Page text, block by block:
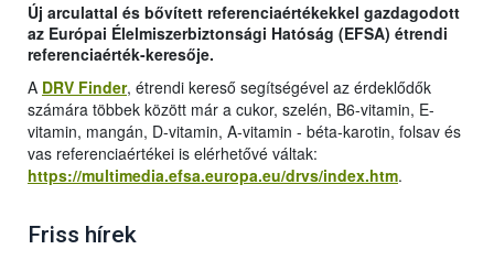
Új arculattal és bővített referenciaértékekkel gazdagodott
az Európai Élelmiszerbiztonsági Hatóság (EFSA) étrendi
referenciaérték-keresője.
A DRV Finder, étrendi kereső segítségével az érdeklődők
számára többek között már a cukor, szelén, B6-vitamin, E-
vitamin, mangán, D-vitamin, A-vitamin - béta-karotin, folsav és
vas referenciaértékei is elérhetővé váltak:
https://multimedia.efsa.europa.eu/drvs/index.htm.
Friss hírek